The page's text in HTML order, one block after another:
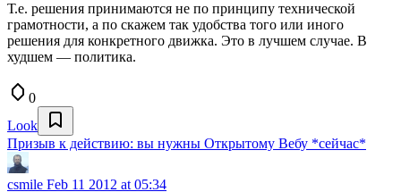
Т.е. решения принимаются не по принципу технической
грамотности, а по скажем так удобства того или иного
решения для конкретного движка. Это в лучшем случае. В
худшем — политика.
0
Look
Призыв к действию: вы нужны Открытому Вебу *сейчас*
csmile Feb 11 2012 at 05:34